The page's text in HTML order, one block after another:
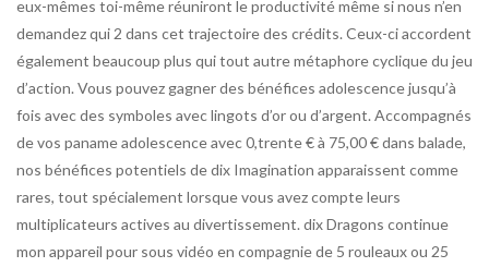
eux-mêmes toi-même réuniront le productivité même si nous n’en
demandez qui 2 dans cet trajectoire des crédits. Ceux-ci accordent
également beaucoup plus qui tout autre métaphore cyclique du jeu
d’action. Vous pouvez gagner des bénéfices adolescence jusqu’à
fois avec des symboles avec lingots d’or ou d’argent. Accompagnés
de vos paname adolescence avec 0,trente € à 75,00 € dans balade,
nos bénéfices potentiels de dix Imagination apparaissent comme
rares, tout spécialement lorsque vous avez compte leurs
multiplicateurs actives au divertissement. dix Dragons continue
mon appareil pour sous vidéo en compagnie de 5 rouleaux ou 25